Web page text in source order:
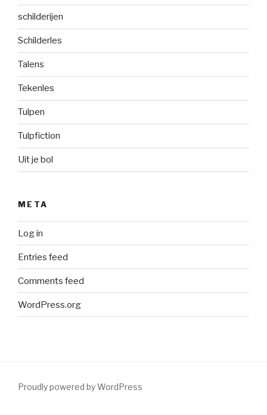
schilderijen
Schilderles
Talens
Tekenles
Tulpen
Tulpfiction
Uit je bol
META
Log in
Entries feed
Comments feed
WordPress.org
Proudly powered by WordPress